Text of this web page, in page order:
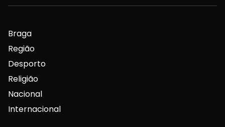
Braga
Região
Desporto
Religião
Nacional
Internacional